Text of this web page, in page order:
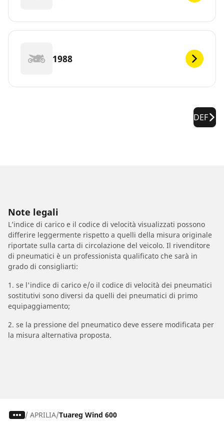
1988
DEF
Note legali
L’indice di carico e il codice di velocità visualizzati possono
differire leggermente rispetto a quelli della misura originale
riportate sulla carta di circolazione del veicolo. Il rivenditore
di pneumatici è un professionista qualificato che sarà in
grado di consigliarti:
1. se l'indice di carico e/o il codice di velocità dei pneumatici
sostitutivi sono diversi da quelli dei pneumatici di primo
equipaggiamento;
2. se la pressione del pneumatico deve essere modificata per
la misura alternativa proposta.
/ APRILIA Tuareg Wind 600